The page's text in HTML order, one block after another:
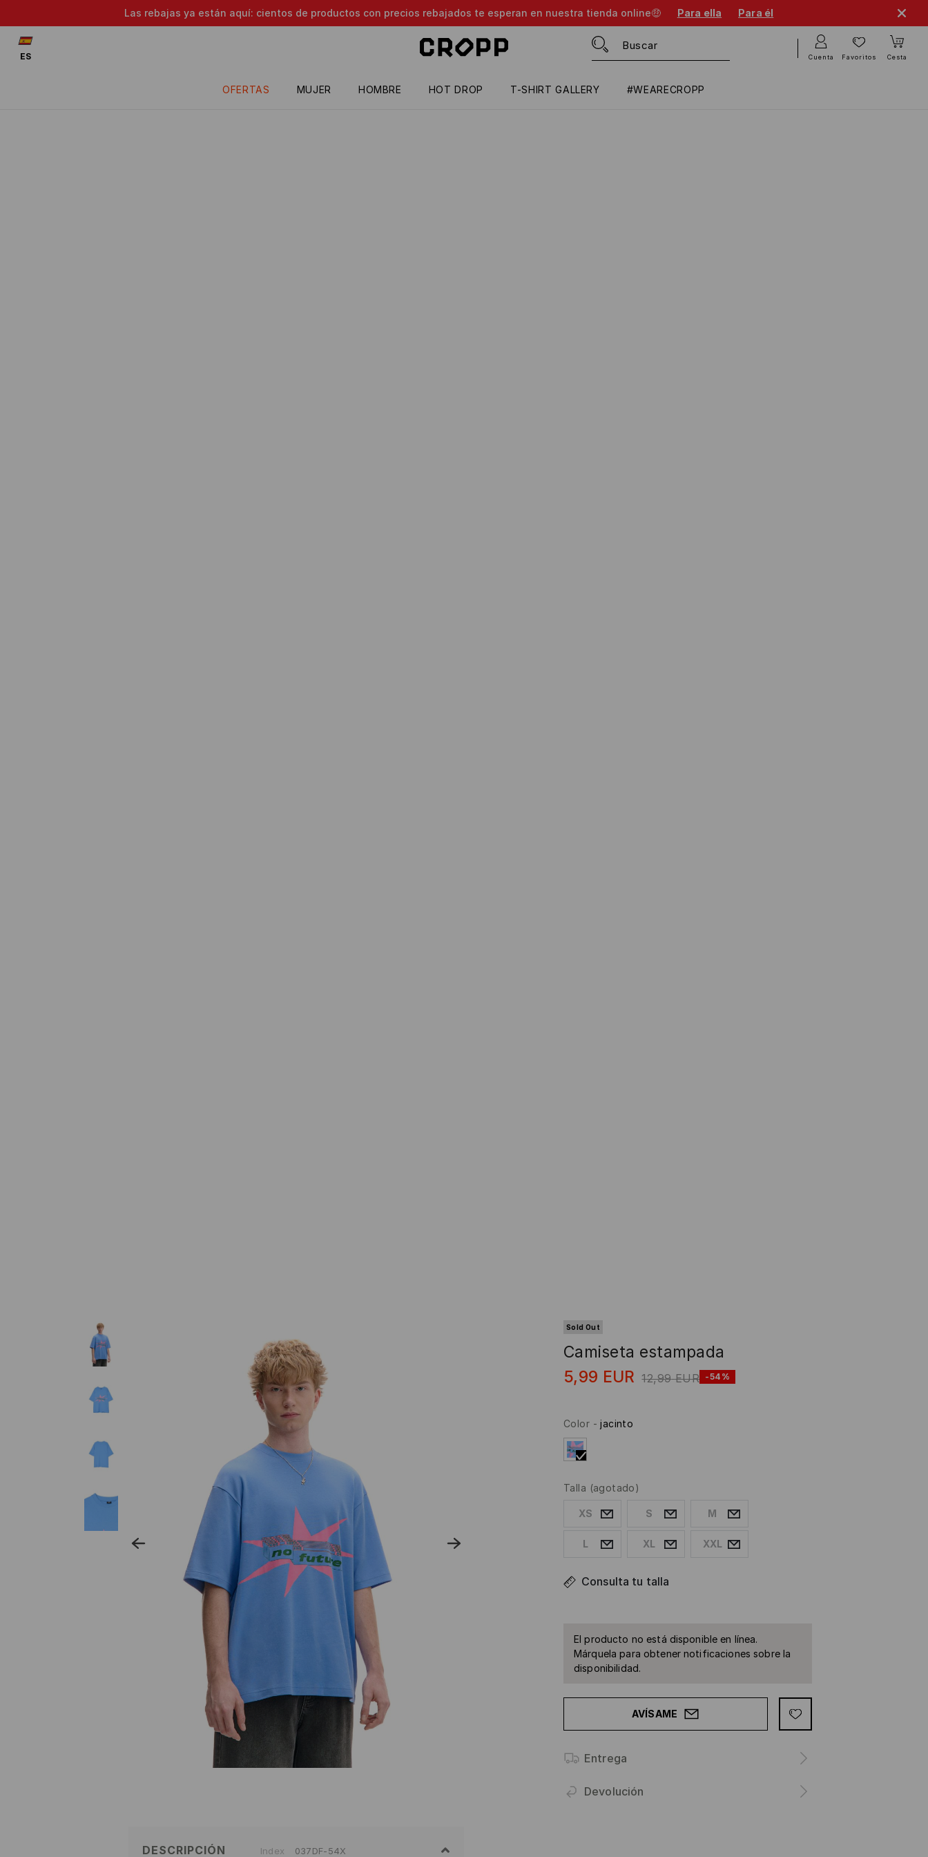
Las rebajas ya están aquí: cientos de productos con precios rebajados te esperan en nuestra tienda online🤑 Para ella Para él
OFERTAS MUJER HOMBRE HOT DROP T-SHIRT GALLERY #WEARECROPP
ES Cuenta Favoritos Cesta
Sold Out
Camiseta estampada
5,99 EUR 12,99 EUR -54%
Color -jacinto
Talla (agotado)
XS S M
L XL XXL
Consulta tu talla
El producto no está disponible en línea.
Márquela para obtener notificaciones sobre la
disponibilidad.
AVÍSAME
Entrega
Devolución
DESCRIPCIÓN Index 037DF-54X